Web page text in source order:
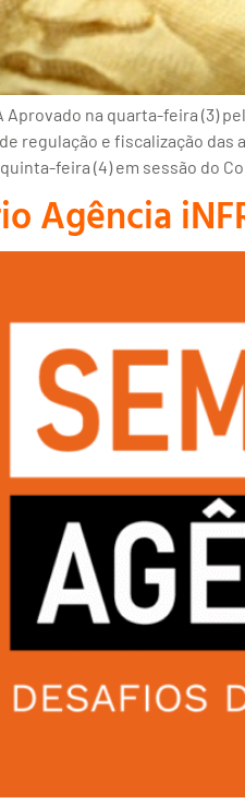
Aprovado na quarta-feira (3)
regulação e fiscalização
feira (4) em sessão do
Agência